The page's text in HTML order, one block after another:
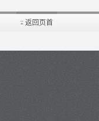
返回页首